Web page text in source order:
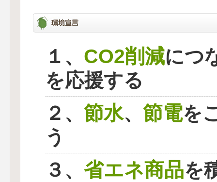
１、 CO2削減につ
を応援する
２、 節水、 節電を
う
３、 省エネ商品を